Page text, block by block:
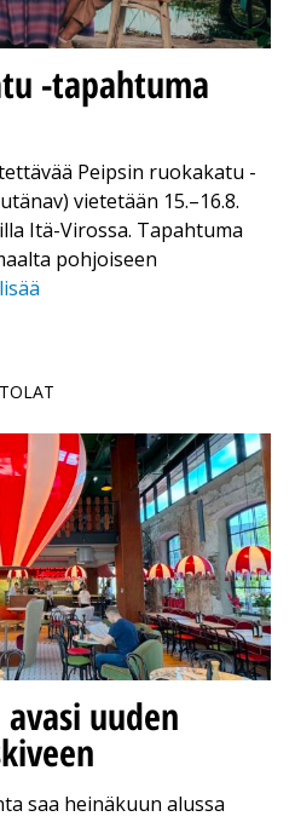
-tapahtuma
Peipsin ruokakatu -
vietetään 15.–16.8.
Itä-Virossa. Tapahtuma
pohjoiseen
avasi uuden
saa heinäkuun alussa